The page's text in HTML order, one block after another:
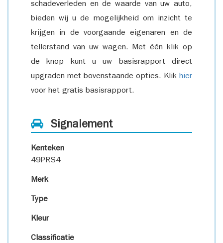
schadeverleden en de waarde van uw auto,
bieden wij u de mogelijkheid om inzicht te
krijgen in de voorgaande eigenaren en de
tellerstand van uw wagen. Met één klik op
de knop kunt u uw basisrapport direct
upgraden met bovenstaande opties. Klik hier
voor het gratis basisrapport.
Signalement
Kenteken
49PRS4
Merk
Type
Kleur
Classificatie